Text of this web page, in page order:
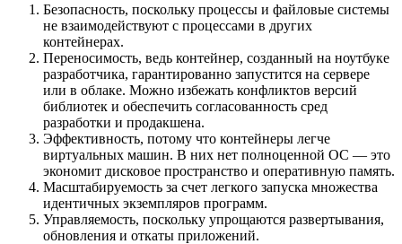
Безопасность, поскольку процессы и файловые системы
не взаимодействуют с процессами в других
контейнерах.
Переносимость, ведь контейнер, созданный на ноутбуке
разработчика, гарантированно запустится на сервере
или в облаке. Можно избежать конфликтов версий
библиотек и обеспечить согласованность сред
разработки и продакшена.
Эффективность, потому что контейнеры легче
виртуальных машин. В них нет полноценной ОС — это
экономит дисковое пространство и оперативную память.
Масштабируемость за счет легкого запуска множества
идентичных экземпляров программ.
Управляемость, поскольку упрощаются развертывания,
обновления и откаты приложений.